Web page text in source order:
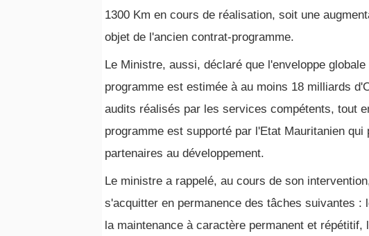
1300 Km en cours de réalisation, soit une
objet de l'ancien contrat-programme.
Le Ministre, aussi, déclaré que l'enveloppe
programme est estimée à au moins 18 milliards
audits réalisés par les services compétents, tout
programme est supporté par l'Etat Mauritanien
partenaires au développement.
Le ministre a rappelé, au cours de son
s'acquitter en permanence des tâches suivantes :
la maintenance à caractère permanent et